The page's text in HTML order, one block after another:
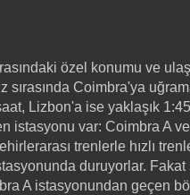
özel konumu ve
sırasında Coimbra'ya
Lizbon'a ise yaklaşık
istasyonu var: Coimbra A
trenlerle hızlı
duruyorlar. Fakat
A istasyonundan geçen